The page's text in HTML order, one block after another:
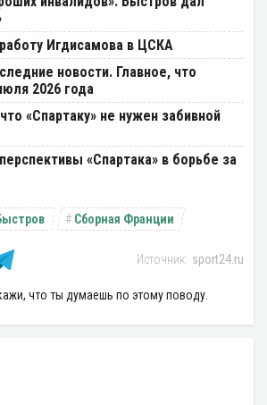
Игдисамова в ЦСКА
новости. Главное, что
2026 года
«Спартаку» не нужен забивной
«Спартака» в борьбе за
Сборная Франции
sport24.ru
что ты думаешь по этому поводу.